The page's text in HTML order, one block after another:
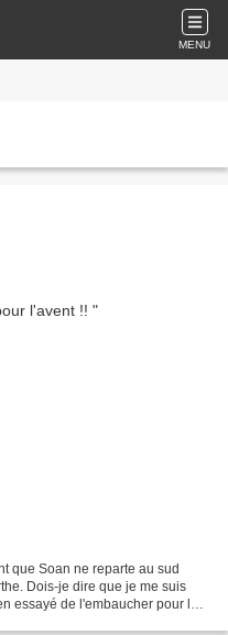
MENU
que Soan ne reparte au sud
Dois-je dire que je me suis
essayé de l'embaucher pour le